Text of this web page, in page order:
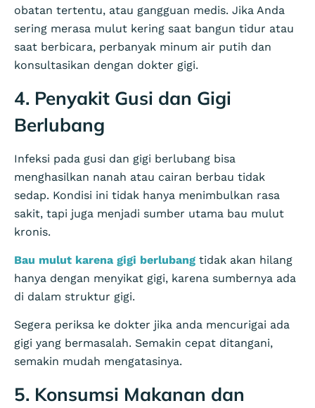
obatan tertentu, atau gangguan medis. Jika Anda
sering merasa mulut kering saat bangun tidur atau
saat berbicara, perbanyak minum air putih dan
konsultasikan dengan dokter gigi.
4. Penyakit Gusi dan Gigi
Berlubang
Infeksi pada gusi dan gigi berlubang bisa
menghasilkan nanah atau cairan berbau tidak
sedap. Kondisi ini tidak hanya menimbulkan rasa
sakit, tapi juga menjadi sumber utama bau mulut
kronis.
Bau mulut karena gigi berlubang tidak akan hilang
hanya dengan menyikat gigi, karena sumbernya ada
di dalam struktur gigi.
Segera periksa ke dokter jika anda mencurigai ada
gigi yang bermasalah. Semakin cepat ditangani,
semakin mudah mengatasinya.
5. Konsumsi Makanan dan